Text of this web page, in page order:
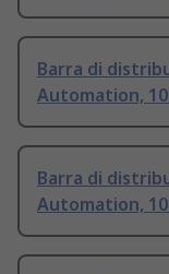
Barra di
Automation,
Barra di
Automation,